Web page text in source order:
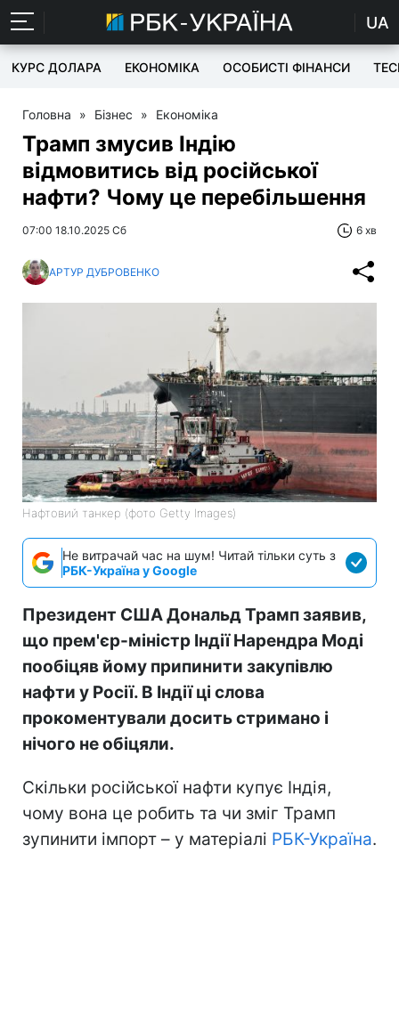
UA
КУРС ДОЛАРА ЕКОНОМІКА ОСОБИСТІ ФІНАНСИ
Головна » Бізнес » Економіка
Трамп змусив Індію
відмовитись від російської
нафти? Чому це перебільшення
07:00 18.10.2025 Сб 6 хв
АРТУР ДУБРОВЕНКО
Нафтовий танкер (фото Getty Images)
Не витрачай час на шум! Читай тільки суть з
РБК-Україна у Google
Президент США Дональд Трамп заявив,
що прем'єр-міністр Індії Нарендра Моді
пообіцяв йому припинити закупівлю
нафти у Росії. В Індії ці слова
прокоментували досить стримано і
нічого не обіцяли.
Скільки російської нафти купує Індія,
чому вона це робить та чи зміг Трамп
зупинити імпорт – у матеріалі РБК-Україна.